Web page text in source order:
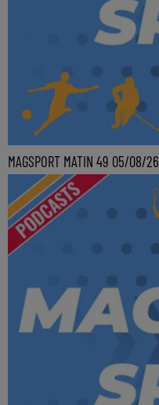
MAGSPORT MATIN 49 05/08/26